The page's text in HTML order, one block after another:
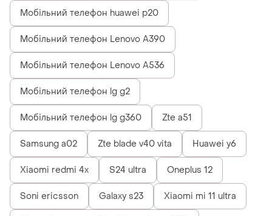
Мобільний телефон huawei p20
Мобільний телефон Lenovo A390
Мобільний телефон Lenovo A536
Мобільний телефон lg g2
Мобільний телефон lg g360 Zte a51
Samsung a02 Zte blade v40 vita Huawei y6
Xiaomi redmi 4x S24 ultra Oneplus 12
Soni ericsson Galaxy s23 Xiaomi mi 11 ultra